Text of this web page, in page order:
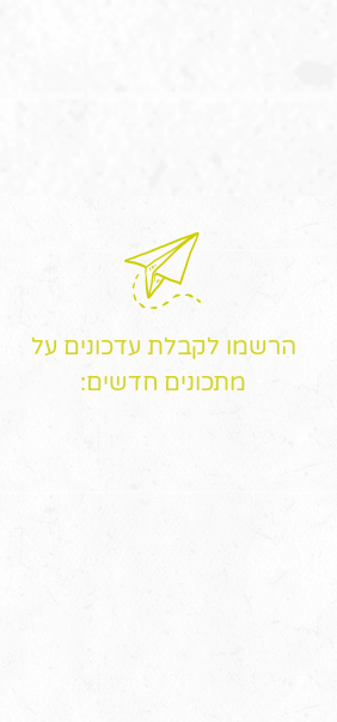
הרשמו לקבלת עדכונים על
מתכונים חדשים: